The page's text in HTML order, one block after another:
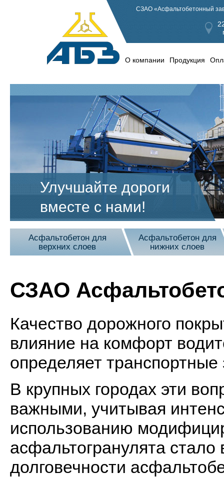
СЗАО «Асфальтобетонный
О компании Продукция
Улучшайте дороги
вместе с нами!
Асфальтобетон для
верхних слоев
Асфальтобетон для
нижних слоев
СЗАО
Качество дорожного
влияние на комфорт
определяет транспортные
В крупных городах эти
важными, учитывая
использованию
асфальтогранулята
долговечности